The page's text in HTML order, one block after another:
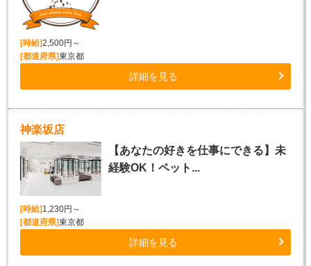
[時給]2,500円～
[都道府県]東京都
詳細を見る
神楽坂店
【あなたの好きを仕事にできる】未
経験OK！ペット...
[時給] 1,230円～
[都道府県]東京都
詳細を見る